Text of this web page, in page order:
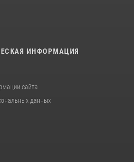
ИНФОРМАЦИЯ
сайта
данных